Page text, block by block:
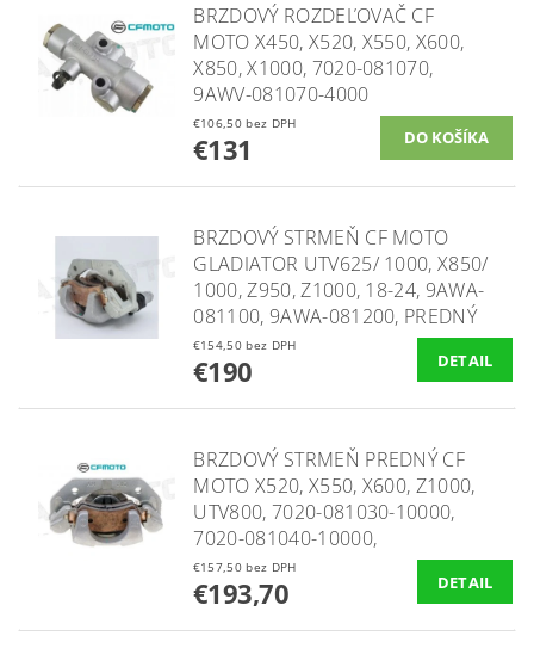
BRZDOVÝ ROZDEĽOVAČ CF
MOTO X450, X520, X550, X600,
X850, X1000, 7020-081070,
9AWV-081070-4000
€106,50 bez DPH
€131
BRZDOVÝ STRMEŇ CF MOTO
GLADIATOR UTV625/ 1000, X850/
1000, Z950, Z1000, 18-24, 9AWA-
081100, 9AWA-081200, PREDNÝ
€154,50 bez DPH
€190 DETAIL
BRZDOVÝ STRMEŇ PREDNÝ CF
MOTO X520, X550, X600, Z1000,
UTV800, 7020-081030-10000,
7020-081040-10000,
€157,50 bez DPH
€193,70 DETAIL